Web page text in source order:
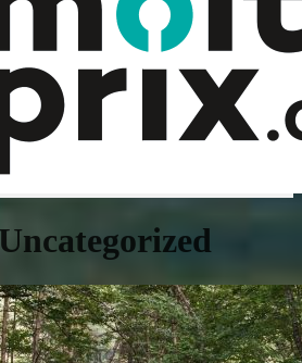
Uncategorized